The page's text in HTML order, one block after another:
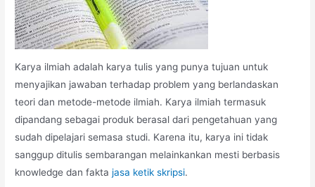
Karya ilmiah adalah karya tulis yang punya tujuan untuk
menyajikan jawaban terhadap problem yang berlandaskan
teori dan metode-metode ilmiah. Karya ilmiah termasuk
dipandang sebagai produk berasal dari pengetahuan yang
sudah dipelajari semasa studi. Karena itu, karya ini tidak
sanggup ditulis sembarangan melainkankan mesti berbasis
knowledge dan faktajasa ketik skripsi.